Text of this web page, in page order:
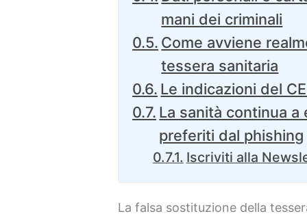
mani dei criminali
Come avviene
tessera sanitaria
Le indicazioni del
La sanità continua
preferiti dal phishing
Iscriviti alla
La falsa sostituzione della